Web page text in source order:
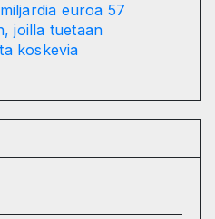
euroa 57
joilla tuetaan
koskevia